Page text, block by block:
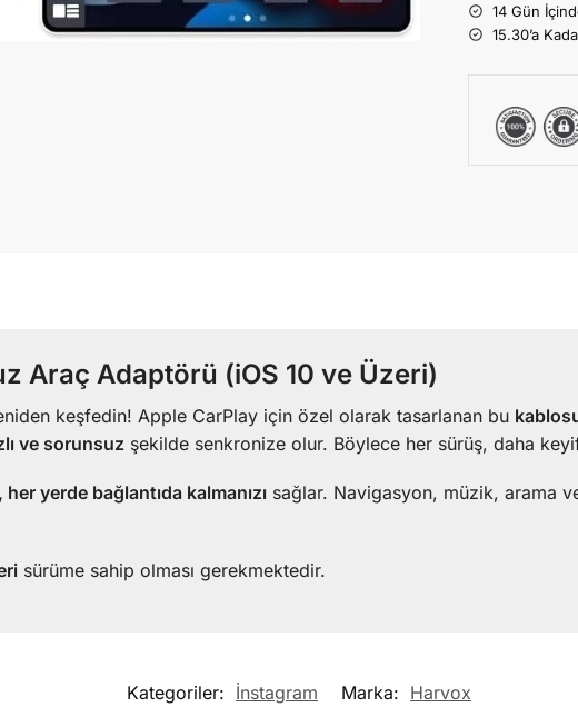
14 Gün
15.30’a
Araç Adaptörü (iOS 10 ve Üzeri)
keşfedin! Apple CarPlay için özel olarak tasarlanan bu
ve sorunsuz şekilde senkronize olur. Böylece her sürüş, daha
her yerde bağlantıda kalmanızı sağlar. Navigasyon, müzik, arama
sürüme sahip olması gerekmektedir.
Kategoriler: İnstagram Marka: Harvox